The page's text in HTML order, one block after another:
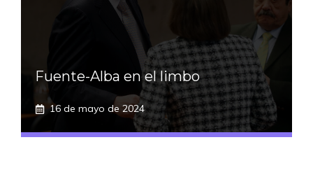
Fuente-Alba en el limbo
16 de mayo de 2024